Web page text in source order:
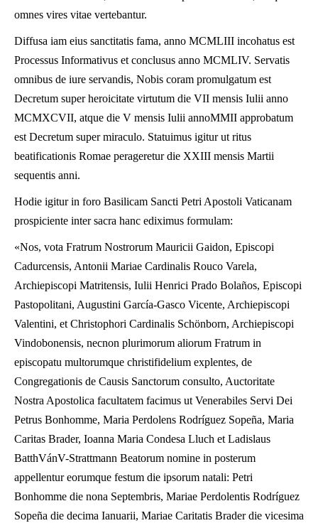
omnes vires vitae vertebantur.
Diffusa iam eius sanctitatis fama, anno MCMLIII incohatus est
Processus Informativus et conclusus anno MCMLIV. Servatis
omnibus de iure servandis, Nobis coram promulgatum est
Decretum super heroicitate virtutum die VII mensis Iulii anno
MCMXCVII, atque die V mensis Iulii annoMMII approbatum
est Decretum super miraculo. Statuimus igitur ut ritus
beatificationis Romae perageretur die XXIII mensis Martii
sequentis anni.
Hodie igitur in foro Basilicam Sancti Petri Apostoli Vaticanam
prospiciente inter sacra hanc ediximus formulam:
«Nos, vota Fratrum Nostrorum Mauricii Gaidon, Episcopi
Cadurcensis, Antonii Mariae Cardinalis Rouco Varela,
Archiepiscopi Matritensis, Iulii Henrici Prado Bolaños, Episcopi
Pastopolitani, Augustini García-Gasco Vicente, Archiepiscopi
Valentini, et Christophori Cardinalis Schönborn, Archiepiscopi
Vindobonensis, necnon plurimorum aliorum Fratrum in
episcopatu multorumque christifidelium explentes, de
Congregationis de Causis Sanctorum consulto, Auctoritate
Nostra Apostolica facultatem facimus ut Venerabiles Servi Dei
Petrus Bonhomme, Maria Perdolens Rodríguez Sopeña, Maria
Caritas Brader, Ioanna Maria Condesa Lluch et Ladislaus
BatthVánV-Strattmann Beatorum nomine in posterum
appellentur eorumque festum die ipsorum natali: Petri
Bonhomme die nona Septembris, Mariae Perdolentis Rodríguez
Sopeña die decima Ianuarii, Mariae Caritatis Brader die vicesima